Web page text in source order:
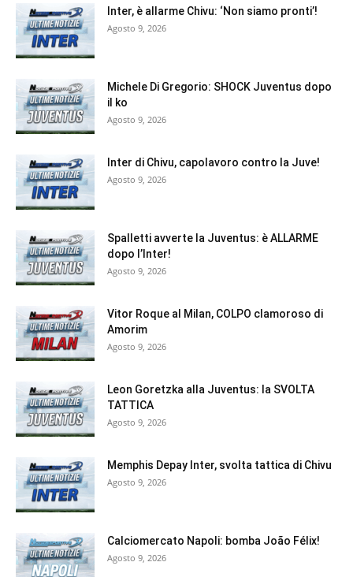
Inter, è allarme Chivu: ‘Non siamo pronti’!
Agosto 9, 2026
Michele Di Gregorio: SHOCK Juventus dopo
il ko
Agosto 9, 2026
Inter di Chivu, capolavoro contro la Juve!
Agosto 9, 2026
Spalletti avverte la Juventus: è ALLARME
dopo l’Inter!
Agosto 9, 2026
Vitor Roque al Milan, COLPO clamoroso di
Amorim
Agosto 9, 2026
Leon Goretzka alla Juventus: la SVOLTA
TATTICA
Agosto 9, 2026
Memphis Depay Inter, svolta tattica di Chivu
Agosto 9, 2026
Calciomercato Napoli: bomba João Félix!
Agosto 9, 2026